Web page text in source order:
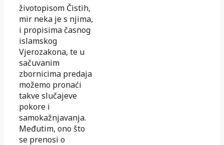
životopisom Čistih,
mir neka je s njima,
i propisima časnog
islamskog
Vjerozakona, te u
sačuvanim
zbornicima predaja
možemo pronaći
takve slučajeve
pokore i
samokažnjavanja.
Međutim, ono što
se prenosi o